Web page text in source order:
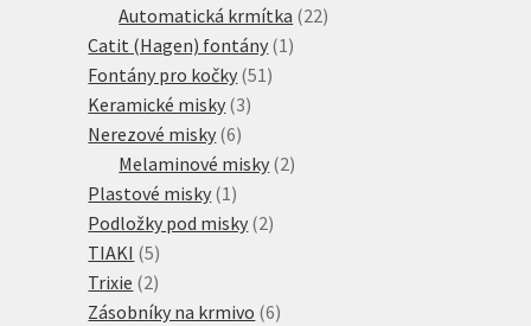
produktů
Automatická krmítka 2222
Catit (Hagen) fontány 1 1
Fontány pro kočky 51 51
Keramické misky 33
Nerezové misky 66
produktů
Melaminové misky 22
Plastové misky 1 1
produkt
Podložky pod misky 22
TIAKI 55
produktů
Trixie 22
produkty
Zásobníky na krmivo 66